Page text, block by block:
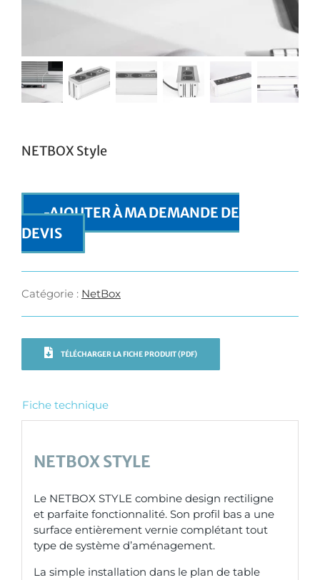
NETBOX Style
AJOUTER À MA DEMANDE DE
DEVIS
Catégorie : NetBox
TÉLÉCHARGER LA FICHE PRODUIT (PDF)
Fiche technique
NETBOX STYLE
Le NETBOX STYLE combine design rectiligne
et parfaite fonctionnalité. Son profil bas a une
surface entièrement vernie complétant tout
type de système d’aménagement.
La simple installation dans le plan de table